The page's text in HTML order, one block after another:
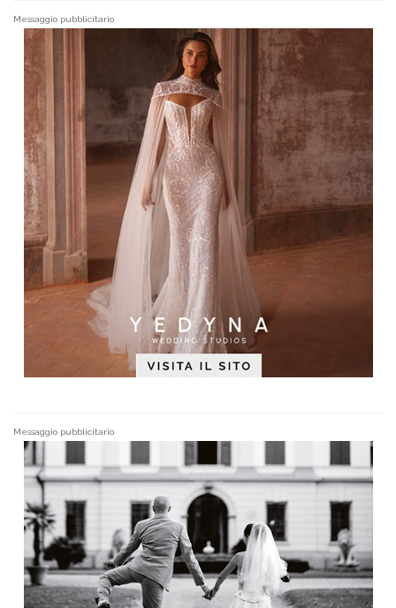
Messaggio pubblicitario
Messaggio pubblicitario